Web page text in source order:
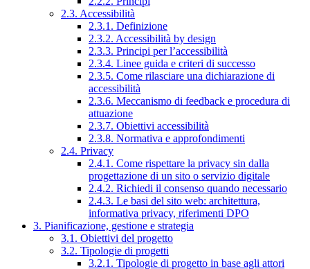
2.3. Accessibilità
2.3.1. Definizione
2.3.2. Accessibilità by design
2.3.3. Principi per l’accessibilità
2.3.4. Linee guida e criteri di successo
2.3.5. Come rilasciare una dichiarazione di
accessibilità
2.3.6. Meccanismo di feedback e procedura di
attuazione
2.3.7. Obiettivi accessibilità
2.3.8. Normativa e approfondimenti
2.4. Privacy
2.4.1. Come rispettare la privacy sin dalla
progettazione di un sito o servizio digitale
2.4.2. Richiedi il consenso quando necessario
2.4.3. Le basi del sito web: architettura,
informativa privacy, riferimenti DPO
3. Pianificazione, gestione e strategia
3.1. Obiettivi del progetto
3.2. Tipologie di progetti
3.2.1. Tipologie di progetto in base agli attori